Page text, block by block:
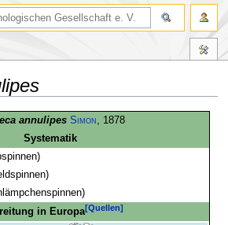
annulipes Simon , 1878
Systematik
in Europa[Quellen]